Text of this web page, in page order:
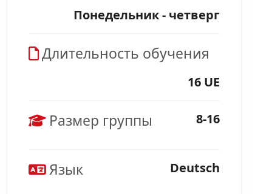
Понедельник - четверг
Длительность обучения
16 UE
Размер группы 8-16
Язык Deutsch